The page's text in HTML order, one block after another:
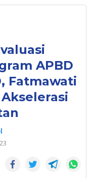
APBD
Fatmawati